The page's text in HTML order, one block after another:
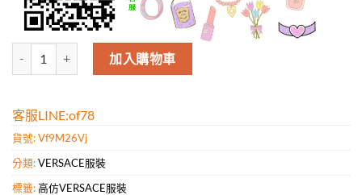
高仿范思哲VERSACE男款新款時尚休閑圓領短袖T袖.好質量是您的
加入購物車
客服LINE:of78
貨號:Vf9M26Vj
分類:VERSACE服裝
標籤:高仿VERSACE服裝